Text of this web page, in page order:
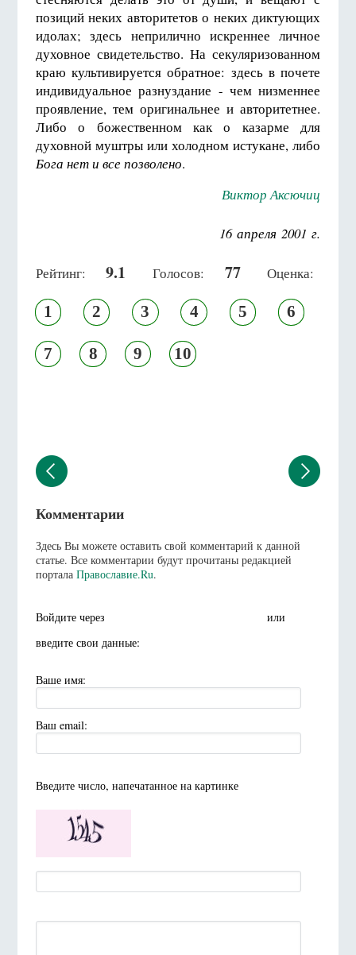
позиций неких авторитетов о неких диктующих
идолах; здесь неприлично искреннее личное
духовное свидетельство. На секуляризованном
краю культивируется обратное: здесь в почете
индивидуальное разнуздание - чем низменнее
проявление, тем оригинальнее и авторитетнее.
Либо о божественном как о казарме для
духовной муштры или холодном истукане, либо
Бога нет и все позволено.
Виктор Аксючиц
16 апреля 2001 г.
Рейтинг: 9.1 Голосов: 77 Оценка:
1 2 3 4 5 6
7 8 9 10
Комментарии
Здесь Вы можете оставить свой комментарий к данной
статье. Все комментарии будут прочитаны редакцией
портала Православие.Ru.
Войдите через
или
введите свои данные:
Ваше имя:
Ваш email:
Введите число, напечатанное на картинке